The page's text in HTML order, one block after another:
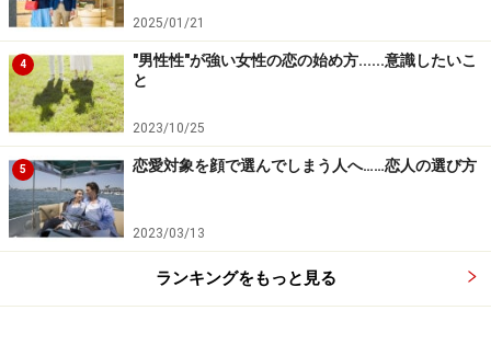
2025/01/21
4
"男性性"が強い女性の恋の始め方......意識したいこ
と
2023/10/25
5 恋愛対象を顔で選んでしまう人へ……恋人の選び方
2023/03/13
ランキングをもっと見る